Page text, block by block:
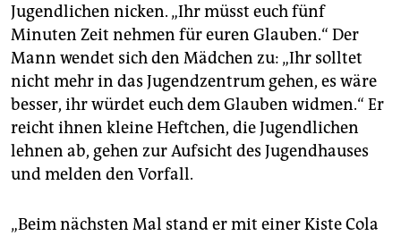
epaper login
Jugendlichen nicken. „Ihr müsst euch fünf
Minuten Zeit nehmen für euren Glauben.“ Der
Mann wendet sich den Mädchen zu: „Ihr solltet
nicht mehr in das Jugendzentrum gehen, es wäre
besser, ihr würdet euch dem Glauben widmen.“ Er
reicht ihnen kleine Heftchen, die Jugendlichen
lehnen ab, gehen zur Aufsicht des Jugendhauses
und melden den Vorfall.
„Beim nächsten Mal stand er mit einer Kiste Cola